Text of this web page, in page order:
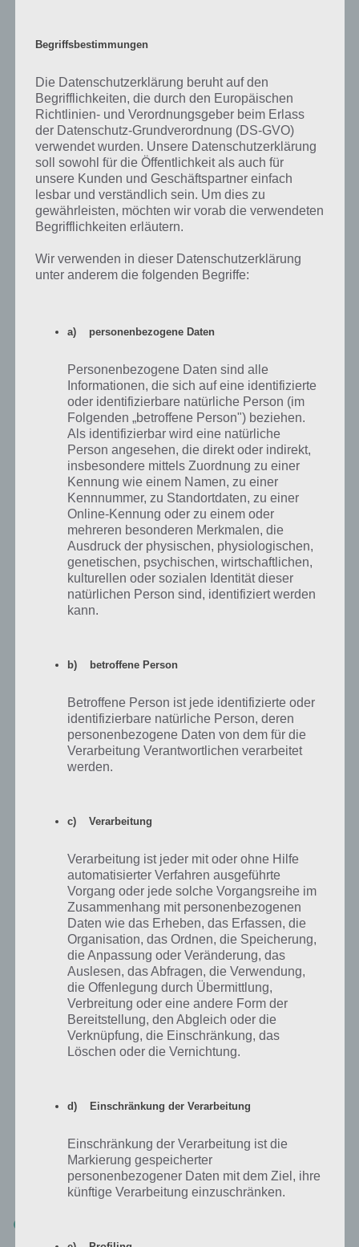
Umso höher das Level der Straße in DomiNations und
umso mehr Gebäude mit dieser und dem
Stadtzentrum verbinden sind, desto höher ist das
Gold pro Stunde
notwendig. Bis auf Stufe 3 solltet ihr diese bereits zu Beginn bringen.
Zu guter letzt gibt es dann noch die Goldmine, welche man jedoch
muss, um das Gold zu schürfen. Die Goldmine kann alle 30 Minuten
betreten werden.
DomiNations: Der Vorteil einer Karawane ist, dass
Nutze die Einzelspielerkampagne oder greife
andere Spieler an
Am meisten Gold bringt dir jedoch der Angriff auf andere Spieler.
der Truppen und Kasernen notwendig ist, um hier weiterhin 5 Sterne
Wichtig ist, dass ihr nicht unbedingt fünf Sterne benötigt, um alle
Ressourcen vom anderen Spieler zu klauen
So kommst du an mehr Nahrung in der
Ebenfalls sehr wichtig ist die Ressource Nahrung in der App
DomiNations. So wird Nahrung für das Upgrade und der Bau von
Gebäuden, das Upgrade von Truppen in der Schmiede und vielen
weiteren Aktivitäten benötigt.
DomiNations: So gelangst du an Nahrung
Nachfolgend haben wir hier eine kurze Liste, wie ihr in DomiNations
Nahrung gelangen könnt. Wir haben hierbei vier Quellen
ausgemacht, wobei der Angriff auf andere Spieler bereits im vorigen
Kapitel genannt worden ist.
Begriffsbestimmungen
Die Datenschutzerklärung beruht auf den
Begrifflichkeiten, die durch den Europäischen
Richtlinien- und Verordnungsgeber beim Erlass
der Datenschutz-Grundverordnung (DS-GVO)
verwendet wurden. Unsere Datenschutzerklärung
soll sowohl für die Öffentlichkeit als auch für
unsere Kunden und Geschäftspartner einfach
lesbar und verständlich sein. Um dies zu
gewährleisten, möchten wir vorab die verwendeten
Begrifflichkeiten erläutern.
Wir verwenden in dieser Datenschutzerklärung
unter anderem die folgenden Begriffe:
a) personenbezogene Daten
Personenbezogene Daten sind alle
Informationen, die sich auf eine identifizierte
oder identifizierbare natürliche Person (im
Folgenden „betroffene Person") beziehen.
Als identifizierbar wird eine natürliche
Person angesehen, die direkt oder indirekt,
insbesondere mittels Zuordnung zu einer
Kennung wie einem Namen, zu einer
Kennnummer, zu Standortdaten, zu einer
Online-Kennung oder zu einem oder
mehreren besonderen Merkmalen, die
Ausdruck der physischen, physiologischen,
genetischen, psychischen, wirtschaftlichen,
kulturellen oder sozialen Identität dieser
natürlichen Person sind, identifiziert werden
kann.
b) betroffene Person
Betroffene Person ist jede identifizierte oder
identifizierbare natürliche Person, deren
personenbezogene Daten von dem für die
Verarbeitung Verantwortlichen verarbeitet
werden.
c) Verarbeitung
Verarbeitung ist jeder mit oder ohne Hilfe
automatisierter Verfahren ausgeführte
Vorgang oder jede solche Vorgangsreihe im
Zusammenhang mit personenbezogenen
Daten wie das Erheben, das Erfassen, die
Organisation, das Ordnen, die Speicherung,
die Anpassung oder Veränderung, das
Auslesen, das Abfragen, die Verwendung,
die Offenlegung durch Übermittlung,
Verbreitung oder eine andere Form der
Bereitstellung, den Abgleich oder die
Verknüpfung, die Einschränkung, das
Löschen oder die Vernichtung.
d) Einschränkung der Verarbeitung
Einschränkung der Verarbeitung ist die
Markierung gespeicherter
personenbezogener Daten mit dem Ziel, ihre
künftige Verarbeitung einzuschränken.